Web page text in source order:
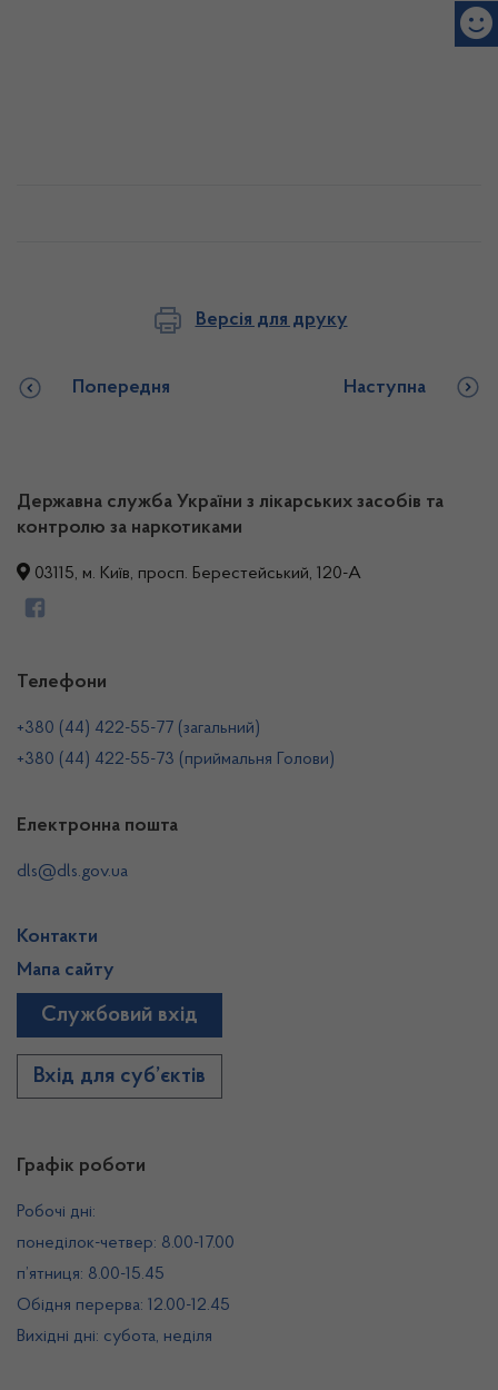
Версія для друку
Попередня Наступна
Державна служба України з лікарських засобів та
контролю за наркотиками
03115, м. Київ, просп. Берестейський, 120-А
Графік роботи
Робочі дні:
понеділок-четвер: 8.00-17.00
п’ятниця: 8.00-15.45
Обідня перерва: 12.00-12.45
Вихідні дні: субота, неділя
Телефони
+380 (44) 422-55-77 (загальний)
+380 (44) 422-55-73 (приймальня Голови)
Електронна пошта
dls@dls.gov.ua
Контакти
Мапа сайту
Службовий вхід
Вхід для суб’єктів